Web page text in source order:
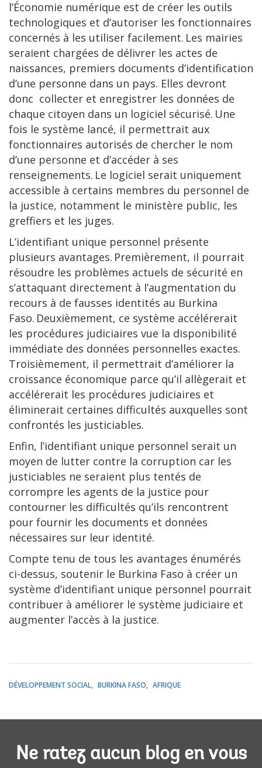
l’Économie numérique est de créer les outils
technologiques et d’autoriser les fonctionnaires
concernés à les utiliser facilement. Les mairies
seraient chargées de délivrer les actes de
naissances, premiers documents d’identification
d’une personne dans un pays. Elles devront
donc collecter et enregistrer les données de
chaque citoyen dans un logiciel sécurisé. Une
fois le système lancé, il permettrait aux
fonctionnaires autorisés de chercher le nom
d’une personne et d’accéder à ses
renseignements. Le logiciel serait uniquement
accessible à certains membres du personnel de
la justice, notamment le ministère public, les
greffiers et les juges.
L’identifiant unique personnel présente
plusieurs avantages. Premièrement, il pourrait
résoudre les problèmes actuels de sécurité en
s’attaquant directement à l’augmentation du
recours à de fausses identités au Burkina
Faso. Deuxièmement, ce système accélérerait
les procédures judiciaires vue la disponibilité
immédiate des données personnelles exactes.
Troisièmement, il permettrait d’améliorer la
croissance économique parce qu’il allègerait et
accélérerait les procédures judiciaires et
éliminerait certaines difficultés auxquelles sont
confrontés les justiciables.
Enfin, l’identifiant unique personnel serait un
moyen de lutter contre la corruption car les
justiciables ne seraient plus tentés de
corrompre les agents de la justice pour
contourner les difficultés qu’ils rencontrent
pour fournir les documents et données
nécessaires sur leur identité.
Compte tenu de tous les avantages énumérés
ci-dessus, soutenir le Burkina Faso à créer un
système d’identifiant unique personnel pourrait
contribuer à améliorer le système judiciaire et
augmenter l’accès à la justice.
DÉVELOPPEMENT SOCIAL BURKINA FASO AFRIQUE
Ne ratez aucun blog en vous